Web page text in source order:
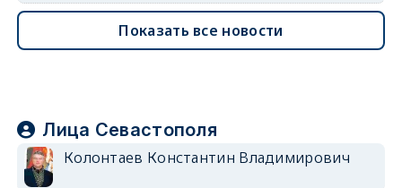
Показать все новости
Лица Севастополя
Колонтаев Константин Владимирович